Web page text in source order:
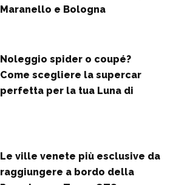
Maranello e Bologna
Noleggio spider o coupé?
Come scegliere la supercar
perfetta per la tua Luna di
Le ville venete più esclusive da
raggiungere a bordo della